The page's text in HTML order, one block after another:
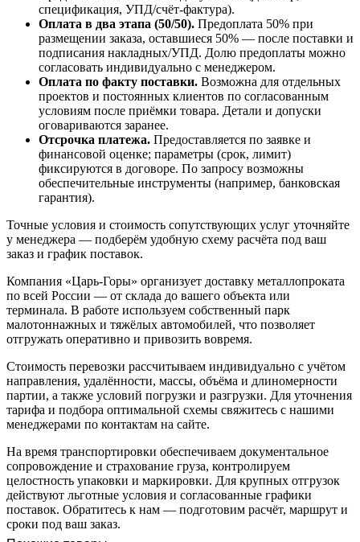
спецификация, УПД/счёт-фактура).
Оплата в два этапа (50/50). Предоплата 50% при
размещении заказа, оставшиеся 50% — после поставки и
подписания накладных/УПД. Долю предоплаты можно
согласовать индивидуально с менеджером.
Оплата по факту поставки. Возможна для отдельных
проектов и постоянных клиентов по согласованным
условиям после приёмки товара. Детали и допуски
оговариваются заранее.
Отсрочка платежа. Предоставляется по заявке и
финансовой оценке; параметры (срок, лимит)
фиксируются в договоре. По запросу возможны
обеспечительные инструменты (например, банковская
гарантия).
Точные условия и стоимость сопутствующих услуг уточняйте
у менеджера — подберём удобную схему расчёта под ваш
заказ и график поставок.
Компания «Царь-Горы» организует доставку металлопроката
по всей России — от склада до вашего объекта или
терминала. В работе используем собственный парк
малотоннажных и тяжёлых автомобилей, что позволяет
отгружать оперативно и привозить вовремя.
Стоимость перевозки рассчитываем индивидуально с учётом
направления, удалённости, массы, объёма и длиномерности
партии, а также условий погрузки и разгрузки. Для уточнения
тарифа и подбора оптимальной схемы свяжитесь с нашими
менеджерами по контактам на сайте.
На время транспортировки обеспечиваем документальное
сопровождение и страхование груза, контролируем
целостность упаковки и маркировки. Для крупных отгрузок
действуют льготные условия и согласованные графики
поставок. Обратитесь к нам — подготовим расчёт, маршрут и
сроки под ваш заказ.